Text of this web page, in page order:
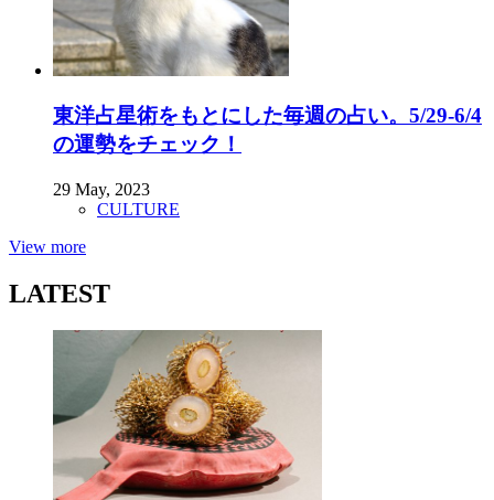
東洋占星術をもとにした毎週の占い。5/29-6/4
の運勢をチェック！
29 May, 2023
CULTURE
View more
LATEST